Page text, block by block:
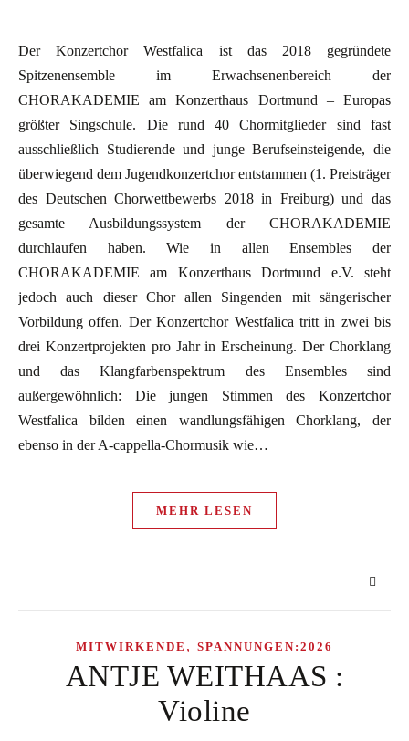
Der Konzertchor Westfalica ist das 2018 gegründete
Spitzenensemble im Erwachsenenbereich der
CHORAKADEMIE am Konzerthaus Dortmund – Europas
größter Singschule. Die rund 40 Chormitglieder sind fast
ausschließlich Studierende und junge Berufseinsteigende, die
überwiegend dem Jugendkonzertchor entstammen (1. Preisträger
des Deutschen Chorwettbewerbs 2018 in Freiburg) und das
gesamte Ausbildungssystem der CHORAKADEMIE
durchlaufen haben. Wie in allen Ensembles der
CHORAKADEMIE am Konzerthaus Dortmund e.V. steht
jedoch auch dieser Chor allen Singenden mit sängerischer
Vorbildung offen. Der Konzertchor Westfalica tritt in zwei bis
drei Konzertprojekten pro Jahr in Erscheinung. Der Chorklang
und das Klangfarbenspektrum des Ensembles sind
außergewöhnlich: Die jungen Stimmen des Konzertchor
Westfalica bilden einen wandlungsfähigen Chorklang, der
ebenso in der A-cappella-Chormusik wie…
MEHR LESEN
MITWIRKENDE , SPANNUNGEN:2026
ANTJE WEITHAAS :
Violine